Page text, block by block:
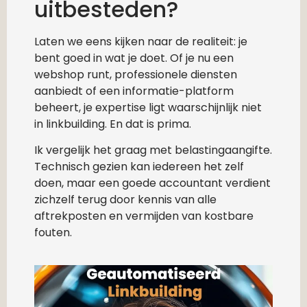
uitbesteden?
Laten we eens kijken naar de realiteit: je
bent goed in wat je doet. Of je nu een
webshop runt, professionele diensten
aanbiedt of een informatie-platform
beheert, je expertise ligt waarschijnlijk niet
in linkbuilding. En dat is prima.
Ik vergelijk het graag met belastingaangifte.
Technisch gezien kan iedereen het zelf
doen, maar een goede accountant verdient
zichzelf terug door kennis van alle
aftrekposten en vermijden van kostbare
fouten.